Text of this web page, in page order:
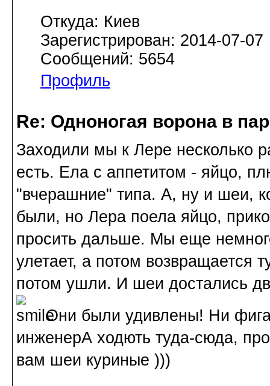
Откуда: Киев
Зарегистрирован: 2014-07-07
Сообщений: 5654
Профиль
Re: Одноногая ворона в
Заходили мы к Лере несколько
есть. Ела с аппетитом - яйцо,
"вчерашние" типа. А, ну и шеи,
были, но Лера поела яйцо,
просить дальше. Мы еще
улетает, а потом возвращается
потом ушли. И шеи достались
Они были удивлены! Ни фига
инженерА ходють туда-сюда,
вам шеи куриные )))